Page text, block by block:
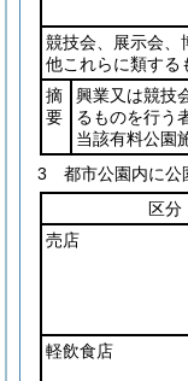
競技会、展示会、
他これらに類する
摘
要
興業又は競技
るものを行う
当該有料公園
3 都市公園内に公
区分
売店
軽飲食店